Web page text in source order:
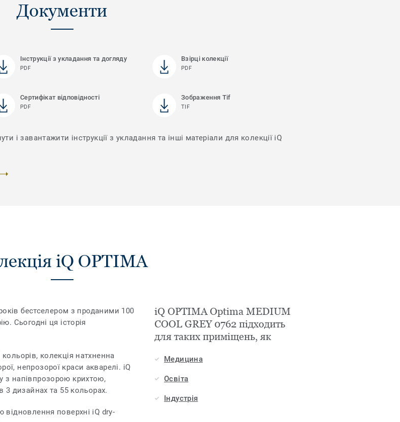
Документи
Інструкції з укладання та догляду
PDF
Взірці колекції
PDF
Сертифікат відповідності
PDF
Зображення Tif
TIF
і завантажити інструкції з укладання та інші матеріали для колекції iQ
iQ OPTIMA
бестселером з проданими 100
Сьогодні ця історія
колекція натхненна
непрозорої краси акварелі. iQ
з напівпрозорою крихтою,
дизайнах та 55 кольорах.
відновлення поверхні iQ dry-
iQ OPTIMA Optima MEDIUM
COOL GREY 0762 підходить
для таких приміщень, як
Медицина
Освіта
Індустрія